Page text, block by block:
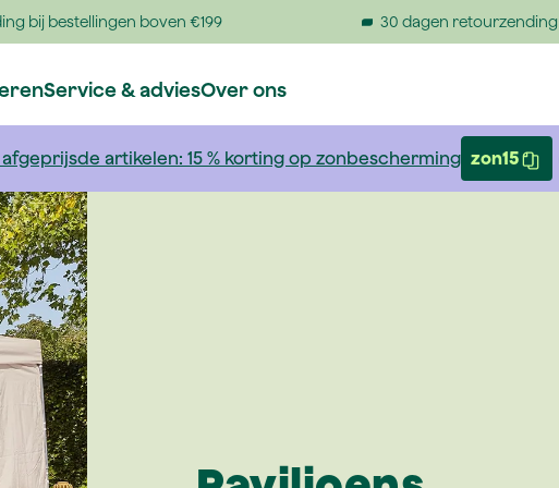
bij bestellingen boven €199 30 dagen retourzending
Service & adviesOver ons
afgeprijsde artikelen: 15 % korting op zonbescherming zon15